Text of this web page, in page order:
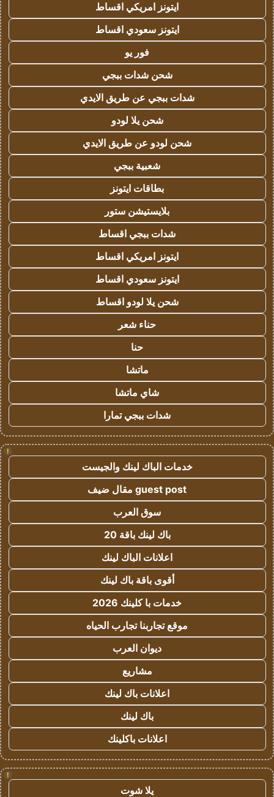
ايتونز امريكي اقساط
ايتونز سعودي اقساط
فور يو
شحن شدات ببجي
شدات ببجي عن طريق الايدي
شحن يلا لودو
شحن لودو عن طريق الايدي
شعبية ببجي
بطاقات ايتونز
بلايستيشن ستور
شدات ببجي اقساط
ايتونز امريكي اقساط
ايتونز سعودي اقساط
شحن يلا لودو اقساط
حناء شعر
حنا
ماتشا
شاي ماتشا
شدات ببجي تمارا
!
خدمات الباك لينك والجيست
guest post مقال ضيف
سوق العرب
باك لينك باقة 20
اعلانات الباك لينك
أقوى باقة باك لينك
خدمات با كلينك 2026
موقع تجاربنا تجارب الحياه
ديوان العرب
مشاريع
اعلانات باك لينك
باك لينك
اعلانات باكلينك
!
يلا شوت